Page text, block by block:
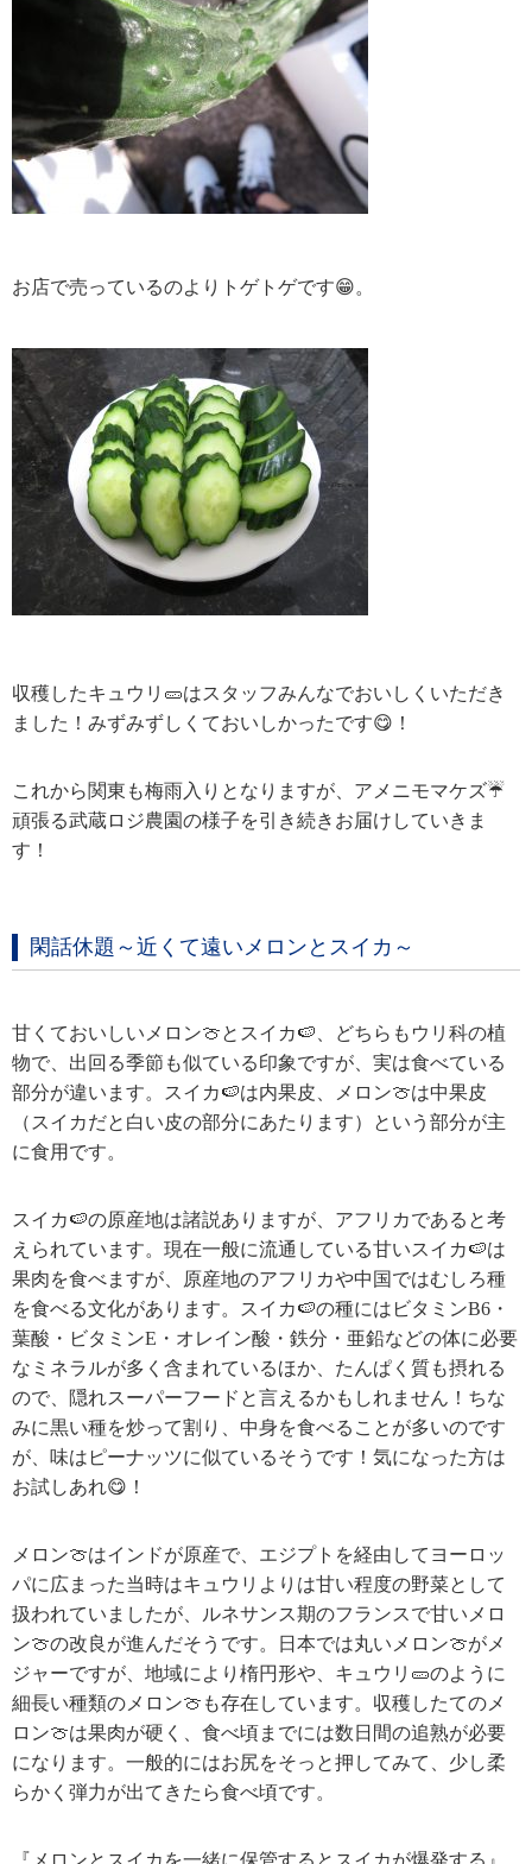
お店で売っているのよりトゲトゲです😁。
収穫したキュウリ🥒はスタッフみんなでおいしくいただき
ました！みずみずしくておいしかったです😋！
これから関東も梅雨入りとなりますが、アメニモマケズ☔
頑張る武蔵ロジ農園の様子を引き続きお届けしていきま
す！
閑話休題～近くて遠いメロンとスイカ～
甘くておいしいメロン🍈とスイカ🍉、どちらもウリ科の植
物で、出回る季節も似ている印象ですが、実は食べている
部分が違います。スイカ🍉は内果皮、メロン🍈は中果皮
（スイカだと白い皮の部分にあたります）という部分が主
に食用です。
スイカ🍉の原産地は諸説ありますが、アフリカであると考
えられています。現在一般に流通している甘いスイカ🍉は
果肉を食べますが、原産地のアフリカや中国ではむしろ種
を食べる文化があります。スイカ🍉の種にはビタミンB6・
葉酸・ビタミンE・オレイン酸・鉄分・亜鉛などの体に必要
なミネラルが多く含まれているほか、たんぱく質も摂れる
ので、隠れスーパーフードと言えるかもしれません！ちな
みに黒い種を炒って割り、中身を食べることが多いのです
が、味はピーナッツに似ているそうです！気になった方は
お試しあれ😋！
メロン🍈はインドが原産で、エジプトを経由してヨーロッ
パに広まった当時はキュウリよりは甘い程度の野菜として
扱われていましたが、ルネサンス期のフランスで甘いメロ
ン🍈の改良が進んだそうです。日本では丸いメロン🍈がメ
ジャーですが、地域により楕円形や、キュウリ🥒のように
細長い種類のメロン🍈も存在しています。収穫したてのメ
ロン🍈は果肉が硬く、食べ頃までには数日間の追熟が必要
になります。一般的にはお尻をそっと押してみて、少し柔
らかく弾力が出てきたら食べ頃です。